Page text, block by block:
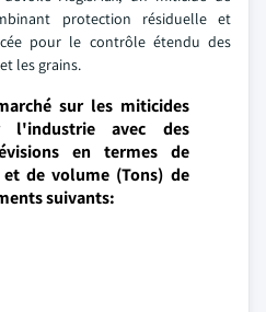
protection résiduelle et
pour le contrôle étendu des
les grains.
sur les miticides
l'industrie avec des
en termes de
de volume (Tons) de
suivants: